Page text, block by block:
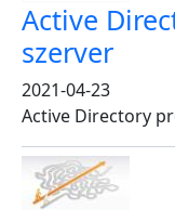
Active
szerver
2021-04-23
Active Directory